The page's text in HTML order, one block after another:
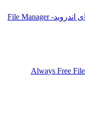
اندرویدFile Manager -
Always Free File